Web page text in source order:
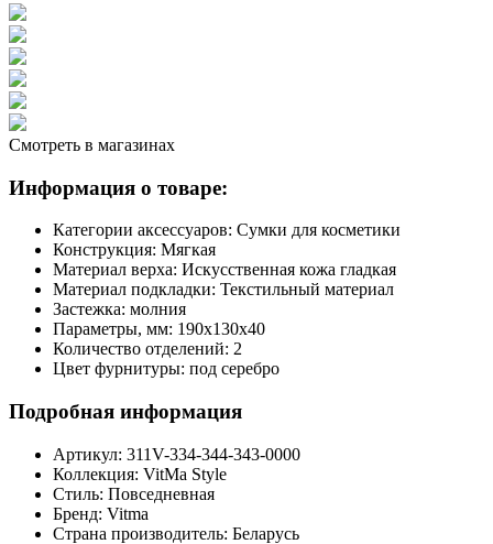
Смотреть в магазинах
Информация о товаре:
Категории аксессуаров: Сумки для косметики
Конструкция: Мягкая
Материал верха: Искусственная кожа гладкая
Материал подкладки: Текстильный материал
Застежка: молния
Параметры, мм: 190х130х40
Количество отделений: 2
Цвет фурнитуры: под серебро
Подробная информация
Артикул: 311V-334-344-343-0000
Коллекция: VitMa Style
Стиль: Повседневная
Бренд: Vitma
Страна производитель: Беларусь